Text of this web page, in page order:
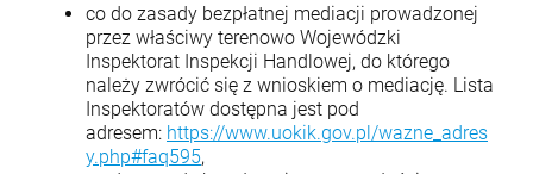
co do zasady bezpłatnej mediacji prowadzonej
przez właściwy terenowo Wojewódzki
Inspektorat Inspekcji Handlowej, do którego
należy zwrócić się z wnioskiem o mediację. Lista
Inspektoratów dostępna jest pod
adresem: https://www.uokik.gov.pl/wazne_adres
y.php#faq595,